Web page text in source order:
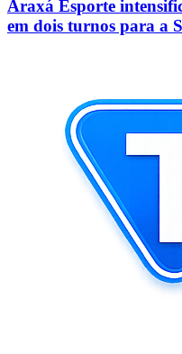
Araxá Esporte
em dois turnos para a